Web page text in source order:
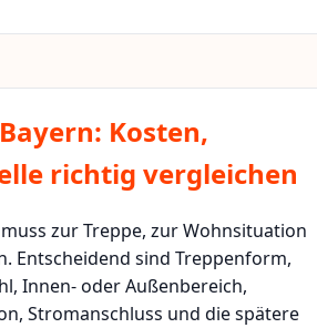
Kosten,
richtig vergleichen
muss zur Treppe, zur Wohnsituation
Entscheidend sind Treppenform,
Innen- oder Außenbereich,
Stromanschluss und die spätere